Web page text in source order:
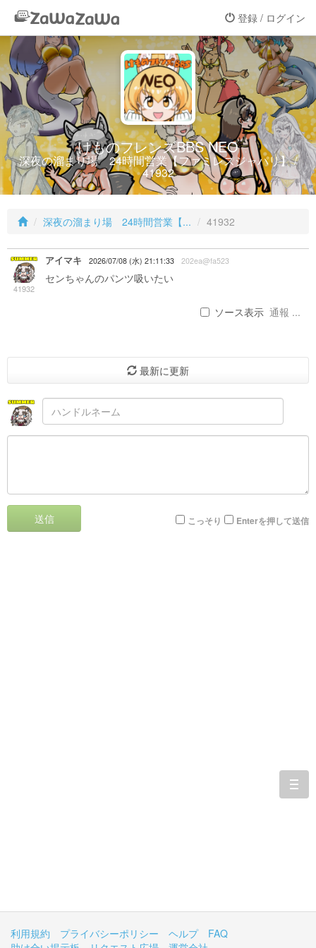
登録 / ログイン
けものフレンズBBS NEO
深夜の溜まり場 24時間営業【ファミレスジャパリ】 /
41932
深夜の溜まり場 24時間営業【... 41932
41932
アイマキ 2026/07/08 (水) 21:11:33 202ea@fa523
センちゃんのパンツ吸いたい
ソース表示 通報 ...
最新に更新
送信 こっそり Enterを押して送信
利用規約 プライバシーポリシー ヘルプ
FAQ